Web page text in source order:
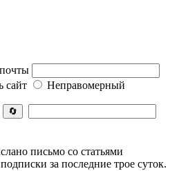
сайт
Неправомерный
🔄
письмо со статьями
за последние трое суток.